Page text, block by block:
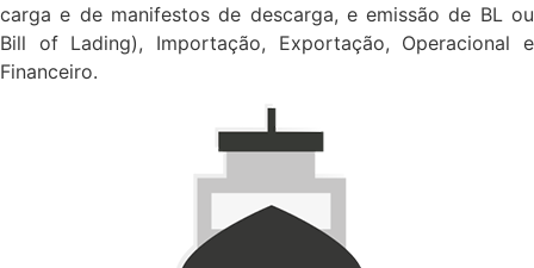
carga e de manifestos de descarga, e emissão de BL ou
Bill of Lading), Importação, Exportação, Operacional e
Financeiro.